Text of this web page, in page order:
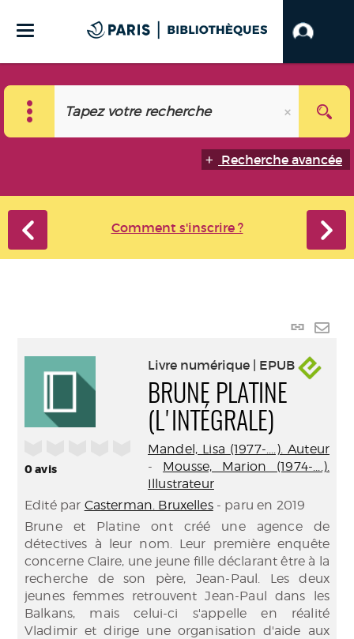
Recherche avancée
Comment s'inscrire ?
Lien
0avis
Livre numérique | EPUB
BRUNE PLATINE
(L'INTÉGRALE)
Mandel, Lisa (1977-....). Auteur
- Mousse, Marion (1974-....).
Illustrateur
Edité par Casterman. Bruxelles- paru en 2019
Brune et Platine ont créé une agence de
détectives à leur nom. Leur première enquête
concerne Claire, une jeune fille déclarant être à la
recherche de son père, Jean-Paul. Les deux
jeunes femmes retrouvent Jean-Paul dans les
Balkans, mais celui-ci s'appelle en réalité
Vladimir et dirige une organisation d'aide aux